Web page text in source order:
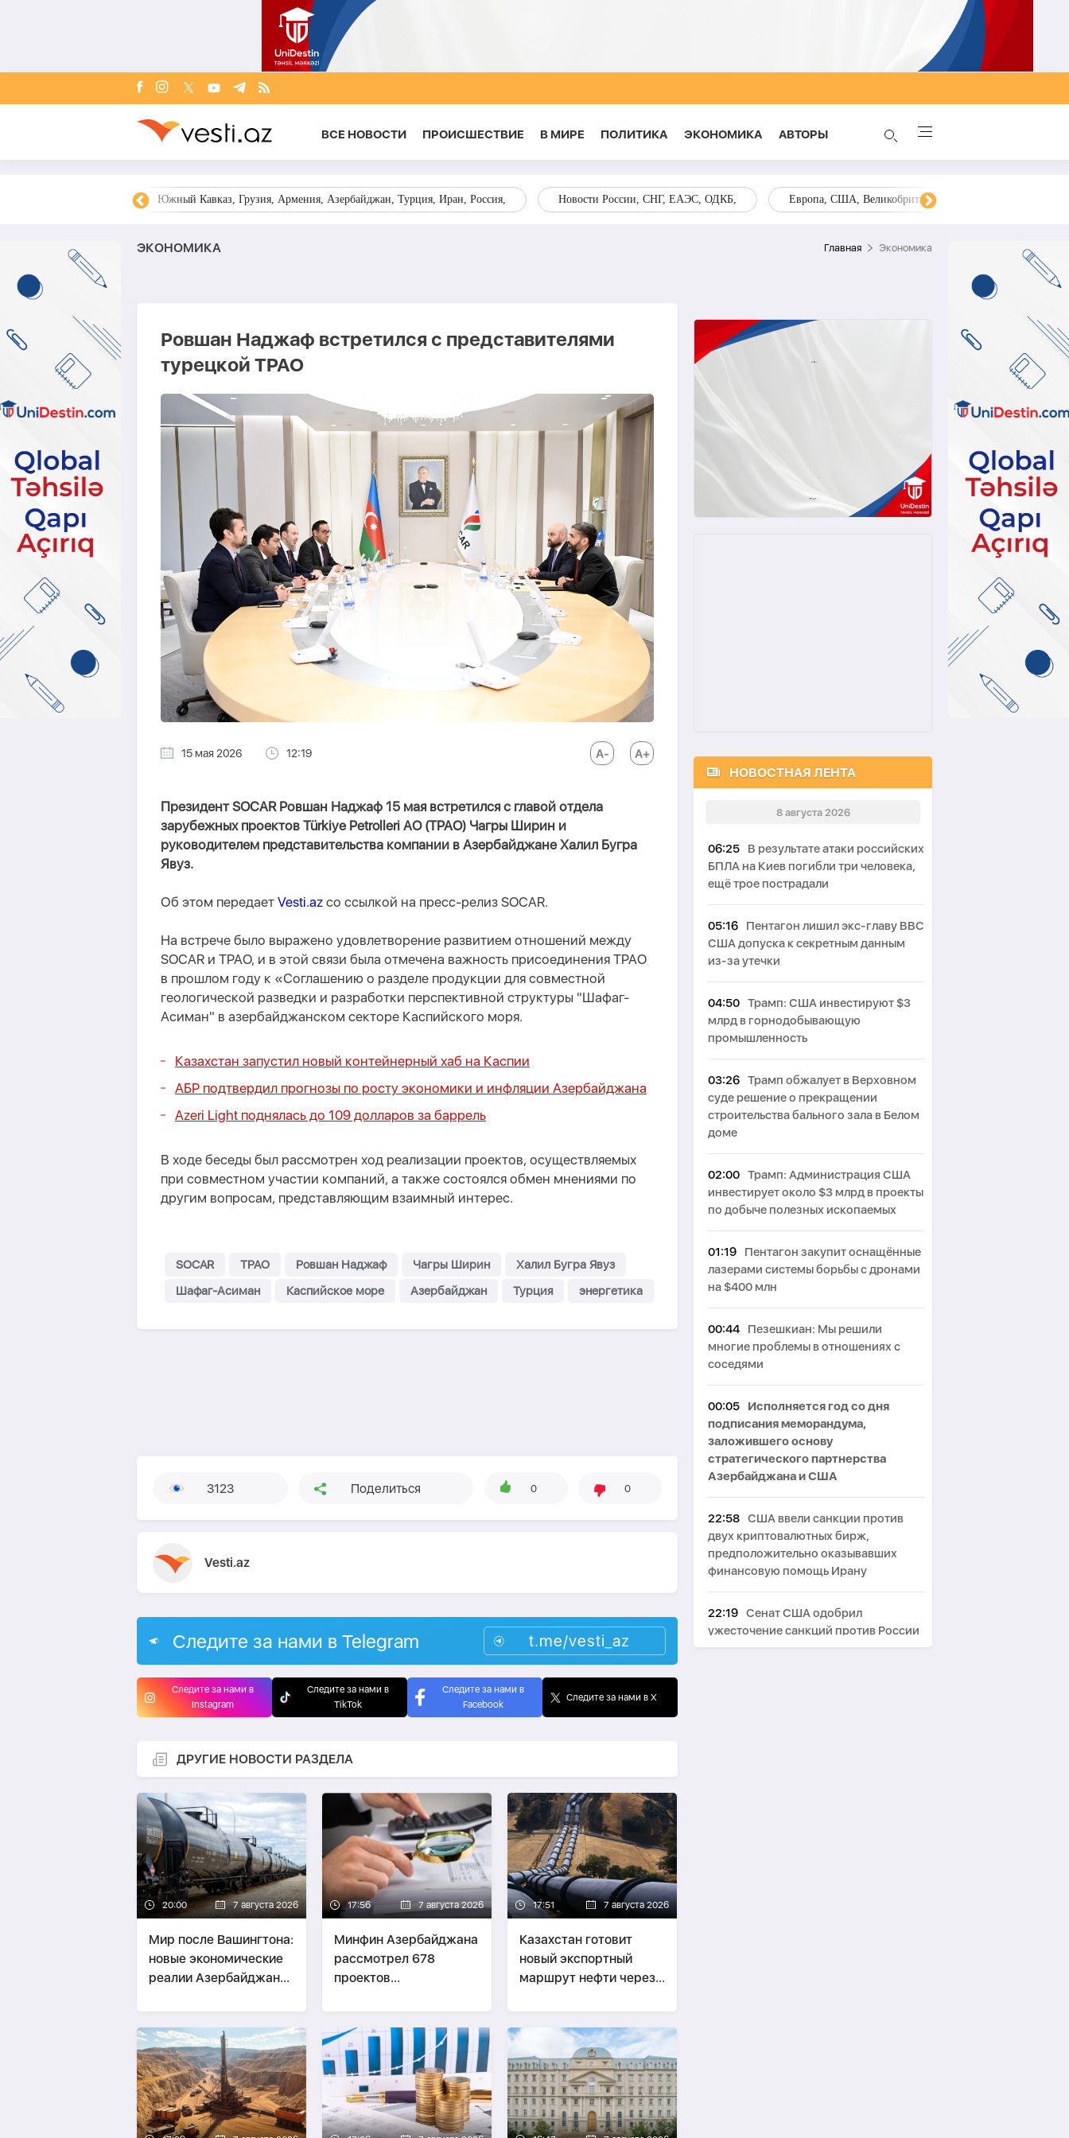
ВСЕ НОВОСТИ ПРОИСШЕСТВИЕ В МИРЕ ПОЛИТИКА ЭКОНОМИКА AВТОРЫ
Южный Кавказ, Грузия, Армения, Азербайджан, Турция, Иран, Россия, Новости России, СНГ, ЕАЭС, ОДКБ, Европа, США, Великобритания, Украина, Запад,
ЭКОНОМИКА Главная Экономика
Ровшан Наджаф встретился с представителями
турецкой TPAO
15 мая 2026 12:19
Президент SOCAR Ровшан Наджаф 15 мая встретился с главой отдела
зарубежных проектов Türkiye Petrolleri AO (TPAO) Чагры Ширин и
руководителем представительства компании в Азербайджане Халил Бугра
Явуз.
Об этом передает Vesti.az со ссылкой на пресс-релиз SOCAR.
На встрече было выражено удовлетворение развитием отношений между
SOCAR и TPAO, и в этой связи была отмечена важность присоединения TPAO
в прошлом году к «Соглашению о разделе продукции для совместной
геологической разведки и разработки перспективной структуры "Шафаг-
Асиман" в азербайджанском секторе Каспийского моря.
Казахстан запустил новый контейнерный хаб на Каспии
АБР подтвердил прогнозы по росту экономики и инфляции Азербайджана
Azeri Light поднялась до 109 долларов за баррель
В ходе беседы был рассмотрен ход реализации проектов, осуществляемых
при совместном участии компаний, а также состоялся обмен мнениями по
другим вопросам, представляющим взаимный интерес.
SOCAR TPAO Ровшан Наджаф Чагры Ширин
Халил Бугра Явуз
Шафаг-Асиман
Каспийское море Азербайджан Турция энергетика
3123 Поделиться 0 0
Vesti.az
Следите за нами в Telegram t.me/vesti_az
Следите за нами в
Instagram
Следите за нами в
TikTok
Следите за нами в
Facebook
Следите за нами в X
ДРУГИЕ НОВОСТИ РАЗДЕЛА
20:00 7 августа 2026
Мир после Вашингтона:
новые экономические
реалии Азербайджана
СТРАТЕГИЯ
17:56 7 августа 2026
Минфин Азербайджана
рассмотрел 678
проектов
17:51 7 августа 2026
Казахстан готовит
новый экспортный
маршрут нефти через
НОВОСТНАЯ ЛЕНТА
8 августа 2026
06:25
В результате атаки российских
БПЛА на Киев погибли три человека,
ещё трое пострадали
05:16
Пентагон лишил экс-главу ВВС
США допуска к секретным данным
из-за утечки
04:50 Трамп: США инвестируют $3
млрд в горнодобывающую
промышленность
03:26 Трамп обжалует в Верховном
суде решение о прекращении
строительства бального зала в Белом
доме
02:00 Трамп: Администрация США
инвестирует около $3 млрд в проекты
по добыче полезных ископаемых
01:19
Пентагон закупит оснащённые
лазерами системы борьбы с дронами
на $400 млн
00:44
Пезешкиан: Мы решили
многие проблемы в отношениях с
соседями
00:05
Исполняется год со дня
подписания меморандума,
заложившего основу
стратегического партнерства
Азербайджана и США
22:58 США ввели санкции против
двух криптовалютных бирж,
предположительно оказывавших
финансовую помощь Ирану
22:19 Сенат США одобрил
ужесточение санкций против России
и Ирана